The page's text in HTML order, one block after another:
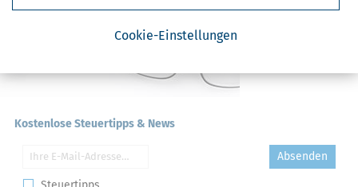
Cookie-Einstellungen
Kostenlose Steuertipps & News
Absenden